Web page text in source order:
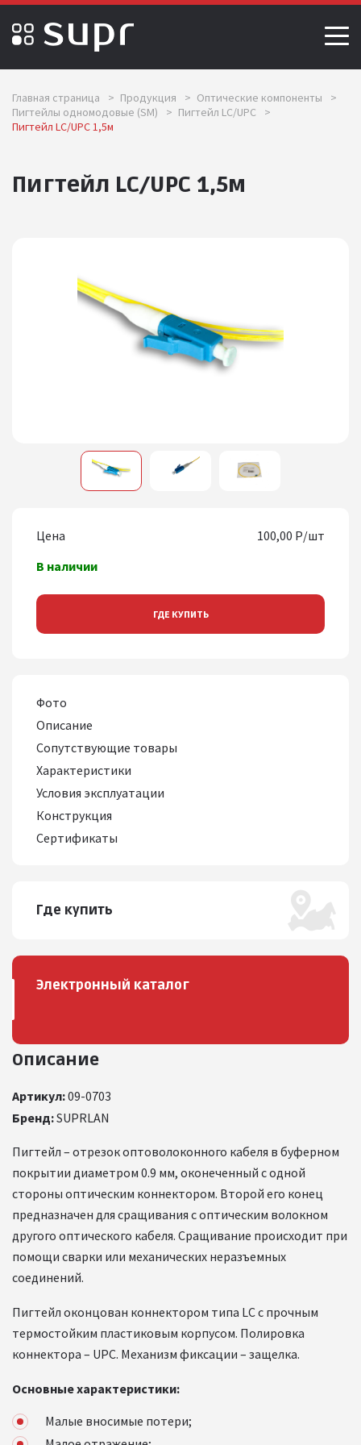
Главная страница > Продукция > Оптические компоненты
>
Пигтейлы одномодовые (SМ)
> Пигтейл LC/UPC
>
Пигтейл LC/UPC 1,5м
Пигтейл LC/UPC 1,5м
Описание
Артикул:09-0703
Бренд:SUPRLAN
Пигтейл – отрезок оптоволоконного кабеля в буферном
покрытии диаметром 0.9 мм, оконеченный с одной
стороны оптическим коннектором. Второй его конец
предназначен для сращивания с оптическим волокном
другого оптического кабеля. Сращивание происходит при
помощи сварки или механических неразъемных
соединений.
Пигтейл оконцован коннектором типа LC c прочным
термостойким пластиковым корпусом. Полировка
коннектора – UPC. Механизм фиксации – защелка.
Основные характеристики:
Малые вносимые потери;
Цена
100,00 Р/шт
В наличии
ГДЕ КУПИТЬ
Фото
Описание
Сопутствующие товары
Характеристики
Условия эксплуатации
Конструкция
Сертификаты
Где купить
Электронный каталог